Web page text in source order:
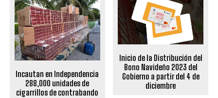
Incautan en Independencia
288,000 unidades de
cigarrillos de contrabando
Inicio de la Distribución del
Bono Navideño 2023 del
Gobierno a partir del 4 de
diciembre